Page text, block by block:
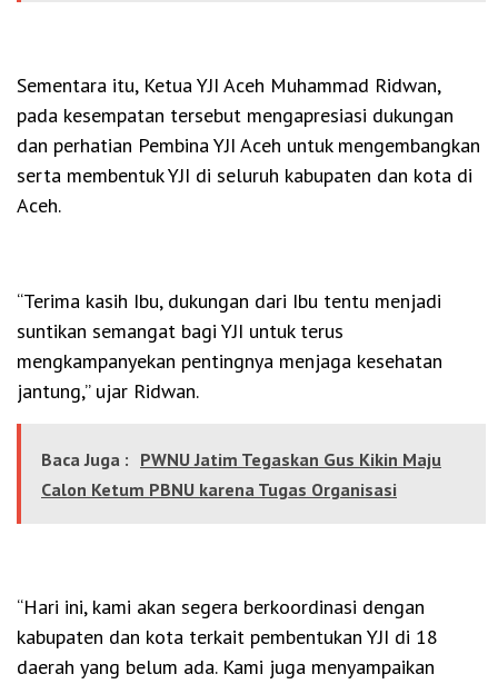
Sementara itu, Ketua YJI Aceh Muhammad Ridwan,
pada kesempatan tersebut mengapresiasi dukungan
dan perhatian Pembina YJI Aceh untuk mengembangkan
serta membentuk YJI di seluruh kabupaten dan kota di
Aceh.
“Terima kasih Ibu, dukungan dari Ibu tentu menjadi
suntikan semangat bagi YJI untuk terus
mengkampanyekan pentingnya menjaga kesehatan
jantung,” ujar Ridwan.
Baca Juga : PWNU Jatim Tegaskan Gus Kikin Maju
Calon Ketum PBNU karena Tugas Organisasi
“Hari ini, kami akan segera berkoordinasi dengan
kabupaten dan kota terkait pembentukan YJI di 18
daerah yang belum ada. Kami juga menyampaikan